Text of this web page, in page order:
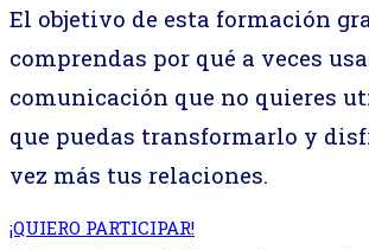
El objetivo de esta formación
comprendas por qué a veces
comunicación que no quieres
que puedas transformarlo y
vez más tus relaciones.
¡QUIERO PARTICIPAR!